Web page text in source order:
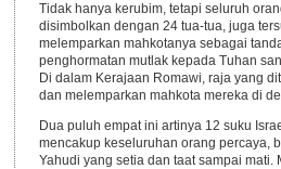
Tidak hanya kerubim, tetapi seluruh
disimbolkan dengan 24 tua-tua, juga
melemparkan mahkotanya sebagai
penghormatan mutlak kepada Tuhan
Di dalam Kerajaan Romawi, raja yang
dan melemparkan mahkota mereka di
Dua puluh empat ini artinya 12 suku
mencakup keseluruhan orang percaya,
Yahudi yang setia dan taat sampai mati.